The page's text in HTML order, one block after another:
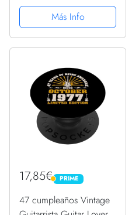
PopSockets PopGrip
Intercambiable
Más Info
17,85€ PRIME
PRIME
47 cumpleaños Vintage